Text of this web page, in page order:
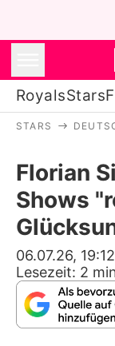
RoyalsStars
STARS
Florian
Shows
06.07.26, 19:12
Lesezeit: 2